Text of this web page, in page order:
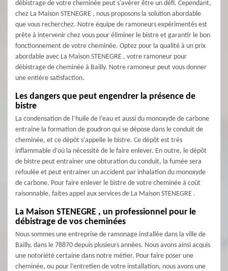
débistrage de votre cheminée peut s'avérer être un défi. Cependant,
chez La Maison STENEGRE , nous proposons la solution abordable
que vous recherchez. Notre équipe de ramoneurs expérimentés est
prête à intervenir chez vous pour éliminer le bistre et garantir le bon
fonctionnement de votre cheminée. Optez pour la qualité à un prix
abordable avec La Maison STENEGRE , votre ramoneur pour
débistrage de cheminée à Bailly. Notre ramoneur peut vous donner
une entière satisfaction.
Les dangers que peut engendrer la présence de
bistre
La condensation de l’huile de l’eau et aussi du monoxyde de carbone
entraîne la formation de goudron qui se dépose dans le conduit de
cheminée, et ce dépôt s’appelle le bistre. Ce dépôt est très
inflammable d’où la nécessité de le faire enlever. En outre, le dépôt
de bistre peut entrainer une obturation du conduit, la fumée sera
refoulée et peut entrainer un accident par inhalation du monoxyde
de carbone. Pour faire enlever le bistre de votre cheminée à coût
raisonnable, faites appel aux services de La Maison STENEGRE .
La Maison STENEGRE , un professionnel pour le
débistrage de vos cheminées
Nous sommes une entreprise de ramonage installée dans la ville de
Bailly, dans le 78870 depuis plusieurs années. Nous avons ainsi acquis
une notoriété certaine dans notre métier. Pour faire poser une
cheminée, ou pour l’entretien de votre installation, nous avons une